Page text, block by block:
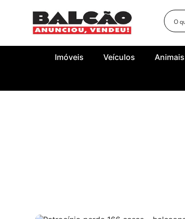
Imóveis Veículos Animais